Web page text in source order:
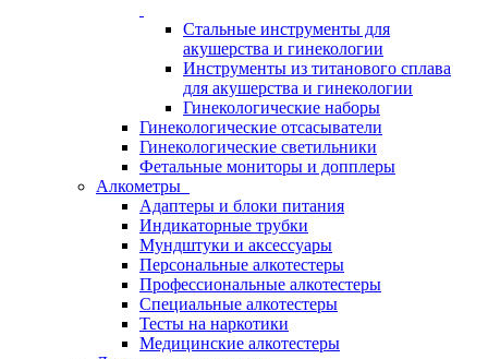
Стальные инструменты для
акушерства и гинекологии
Инструменты из титанового сплава
для акушерства и гинекологии
Гинекологические наборы
Гинекологические отсасыватели
Гинекологические светильники
Фетальные мониторы и допплеры
Алкометры
Адаптеры и блоки питания
Индикаторные трубки
Мундштуки и аксессуары
Персональные алкотестеры
Профессиональные алкотестеры
Специальные алкотестеры
Тесты на наркотики
Медицинские алкотестеры